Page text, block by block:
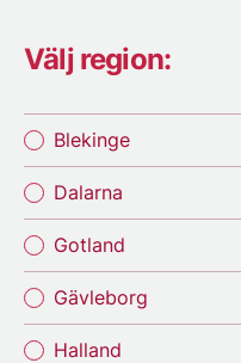
Välj region:
Blekinge
Dalarna
Gotland
Gävleborg
Halland